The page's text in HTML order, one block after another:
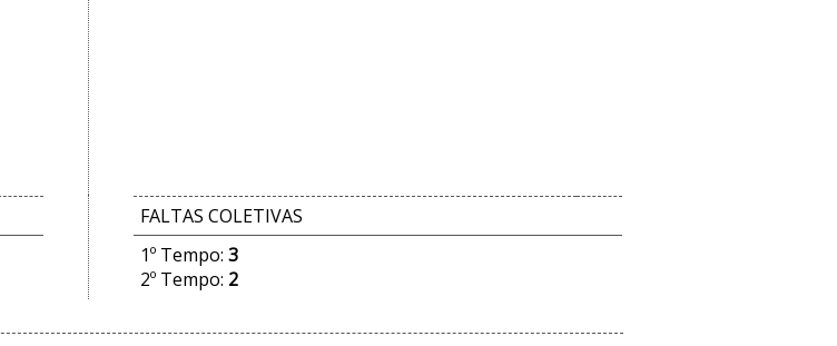
FALTAS COLETIVAS
1º Tempo: 3
2º Tempo: 2